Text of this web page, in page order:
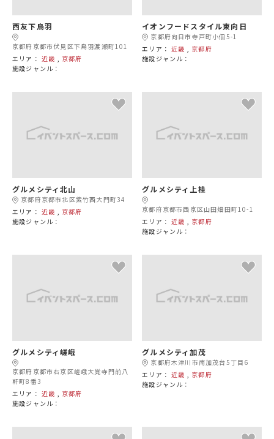
西友下鳥羽
京都府京都市伏見区下鳥羽渡瀬町101
エリア： 近畿
京都府
施設ジャンル：
イオンフードスタイル東向日
京都府向日市寺戸町小佃5-1
エリア：近畿
京都府
施設ジャンル：
グルメシティ北山
京都府京都市北区紫竹西大門町34
エリア： 近畿
京都府
施設ジャンル：
グルメシティ上桂
京都府京都市西京区山田畑田町10-1
エリア：近畿
京都府
施設ジャンル：
グルメシティ嵯峨
京都府京都市右京区嵯峨大覚寺門前八
軒町8番3
エリア： 近畿
京都府
施設ジャンル：
グルメシティ加茂
京都府木津川市南加茂台5丁目6
エリア：近畿
京都府
施設ジャンル：